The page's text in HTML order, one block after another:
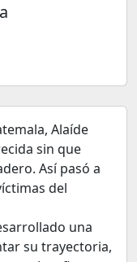
Alaíde
sin que
Así pasó a
del
una
su trayectoria,